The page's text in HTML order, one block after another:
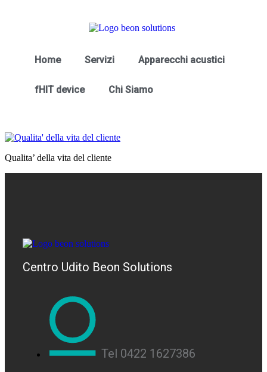
Home Servizi Apparecchi acustici
fHIT device Chi Siamo
Qualita’ della vita del cliente
Centro Udito Beon Solutions
Tel 0422 1627386